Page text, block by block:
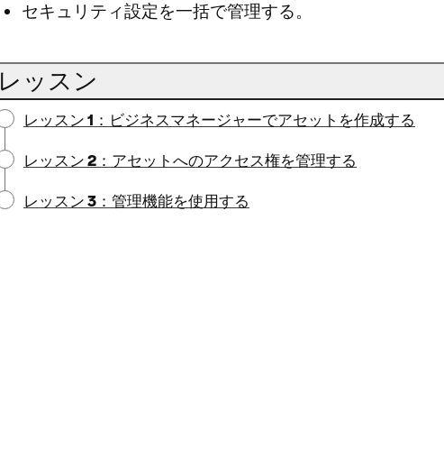
セキュリティ設定を一括で管理する。
レッスン
レッスン 1：ビジネスマネージャーでアセットを作成する
レッスン 2：アセットへのアクセス権を管理する
レッスン 3：管理機能を使用する